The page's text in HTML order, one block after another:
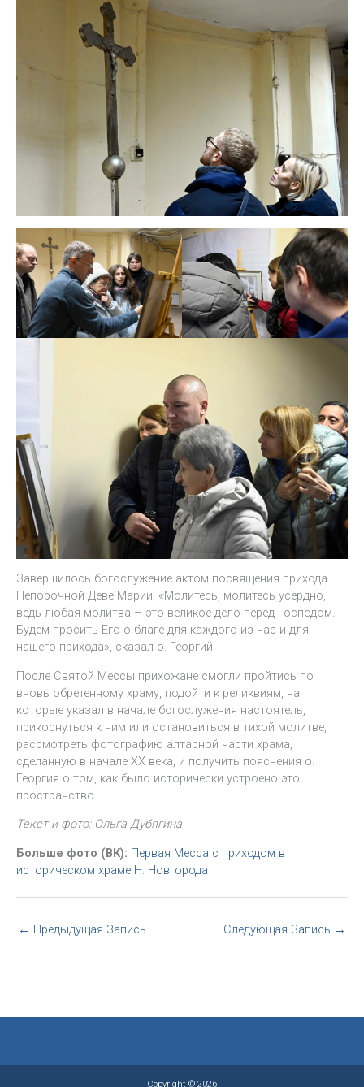
Завершилось богослужение актом посвящения прихода
Непорочной Деве Марии. «Молитесь, молитесь усердно,
ведь любая молитва – это великое дело перед Господом.
Будем просить Его о благе для каждого из нас и для
нашего прихода», сказал о. Георгий.
После Святой Мессы прихожане смогли пройтись по
вновь обретенному храму, подойти к реликвиям, на
которые указал в начале богослужения настоятель,
прикоснуться к ним или остановиться в тихой молитве,
рассмотреть фотографию алтарной части храма,
сделанную в начале ХХ века, и получить пояснения о.
Георгия о том, как было исторически устроено это
пространство.
Текст и фото: Ольга Дубягина
Больше фото (ВК): Первая Месса с приходом в
историческом храме Н. Новгорода
← Предыдущая Запись Следующая Запись →
Copyright © 2026